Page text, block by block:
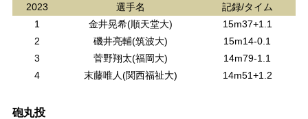
2023 選手名
記録/タイム
1
金井晃希(順天堂大)
15m37+1.1
2
磯井亮輔(筑波大)
15m14-0.1
3
菅野翔太(福岡大)
14m79-1.1
4
末藤唯人(関西福祉大) 14m51+1.2
砲丸投